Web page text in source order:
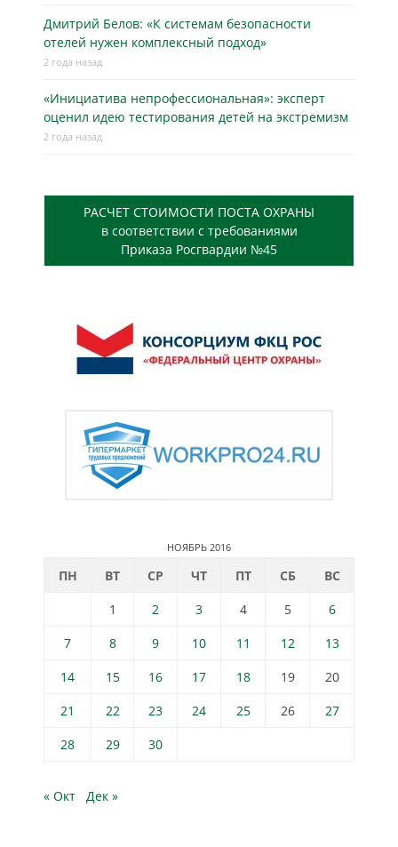
Дмитрий Белов: «К системам безопасности
отелей нужен комплексный подход»
2 года назад
«Инициатива непрофессиональная»: эксперт
оценил идею тестирования детей на экстремизм
2 года назад
РАСЧЕТ СТОИМОСТИ ПОСТА ОХРАНЫ
в соответствии с требованиями
Приказа Росгвардии №45
НОЯБРЬ 2016
ПН ВТ СР ЧТ ПТ СБ
ВС
1
2 3 4 5
6
7
8 9 10 11 12
13
14
15 16 17 18 19
20
21
22 23 24 25 26
27
28
29 30
« Окт Дек »